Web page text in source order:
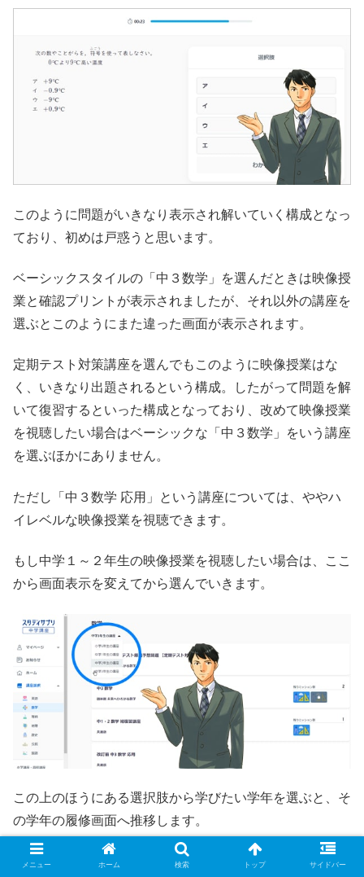
このように問題がいきなり表示され解いていく構成となっ
ており、初めは戸惑うと思います。
ベーシックスタイルの「中３数学」を選んだときは映像授
業と確認プリントが表示されましたが、それ以外の講座を
選ぶとこのようにまた違った画面が表示されます。
定期テスト対策講座を選んでもこのように映像授業はな
く、いきなり出題されるという構成。したがって問題を解
いて復習するといった構成となっており、改めて映像授業
を視聴したい場合はベーシックな「中３数学」をいう講座
を選ぶほかにありません。
ただし「中３数学 応用」という講座については、ややハ
イレベルな映像授業を視聴できます。
もし中学１～２年生の映像授業を視聴したい場合は、ここ
から画面表示を変えてから選んでいきます。
この上のほうにある選択肢から学びたい学年を選ぶと、そ
の学年の履修画面へ推移します。
たとえば中学２年生を選ぶと、中学３年生と同じように講
メニュー ホーム 検索 トップ サイドバー